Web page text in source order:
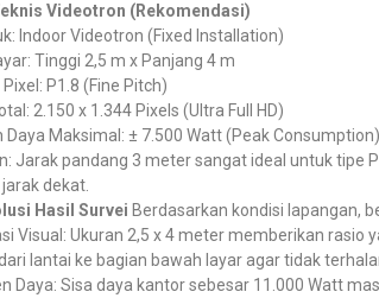
Videotron (Rekomendasi)
Indoor Videotron (Fixed Installation)
Tinggi 2,5 m x Panjang 4 m
P1.8 (Fine Pitch)
2.150 x 1.344 Pixels (Ultra Full HD)
Daya Maksimal: ± 7.500 Watt (Peak Consumption)
Jarak pandang 3 meter sangat ideal untuk
dekat.
Hasil Survei Berdasarkan kondisi lapangan,
Visual: Ukuran 2,5 x 4 meter memberikan
lantai ke bagian bawah layar agar tidak
Daya: Sisa daya kantor sebesar 11.000 Watt